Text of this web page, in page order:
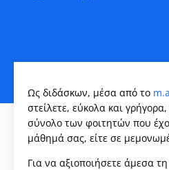
Ως διδάσκων, μέσα από το
στείλετε, εύκολα και
σύνολο των φοιτητών που
μάθημά σας, είτε σε
Για να αξιοποιήσετε άμεσα